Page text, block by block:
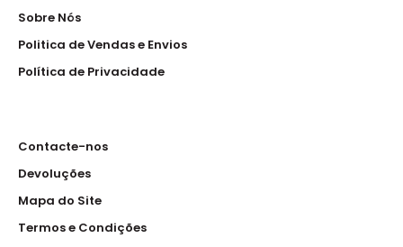
Sobre Nós
Politica de Vendas e Envios
Política de Privacidade
Contacte-nos
Devoluções
Mapa do Site
Termos e Condições